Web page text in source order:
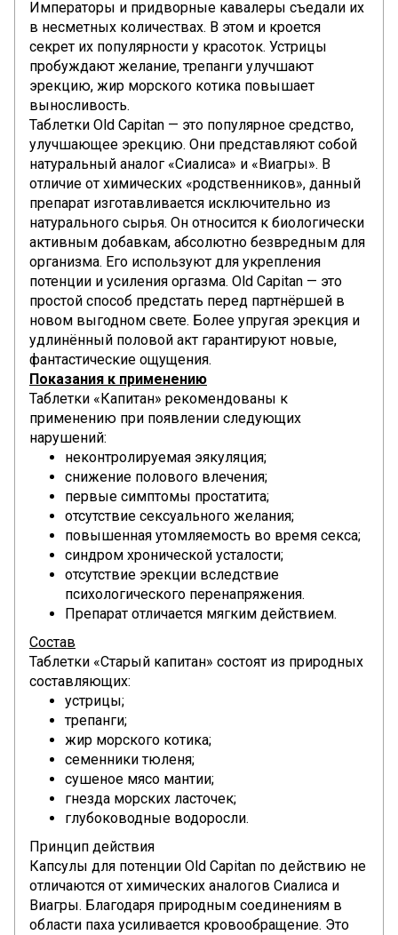
Императоры и придворные кавалеры съедали их
в несметных количествах. В этом и кроется
секрет их популярности у красоток. Устрицы
пробуждают желание, трепанги улучшают
эрекцию, жир морского котика повышает
выносливость.
Таблетки Old Capitan — это популярное средство,
улучшающее эрекцию. Они представляют собой
натуральный аналог «Сиалиса» и «Виагры». В
отличие от химических «родственников», данный
препарат изготавливается исключительно из
натурального сырья. Он относится к биологически
активным добавкам, абсолютно безвредным для
организма. Его используют для укрепления
потенции и усиления оргазма. Old Capitan — это
простой способ предстать перед партнёршей в
новом выгодном свете. Более упругая эрекция и
удлинённый половой акт гарантируют новые,
фантастические ощущения.
Показания к применению
Таблетки «Капитан» рекомендованы к
применению при появлении следующих
нарушений:
неконтролируемая эякуляция;
снижение полового влечения;
первые симптомы простатита;
отсутствие сексуального желания;
повышенная утомляемость во время секса;
синдром хронической усталости;
отсутствие эрекции вследствие
психологического перенапряжения.
Препарат отличается мягким действием.
Состав
Таблетки «Старый капитан» состоят из природных
составляющих:
устрицы;
трепанги;
жир морского котика;
семенники тюленя;
сушеное мясо мантии;
гнезда морских ласточек;
глубоководные водоросли.
Принцип действия
Капсулы для потенции Old Capitan по действию не
отличаются от химических аналогов Сиалиса и
Виагры. Благодаря природным соединениям в
области паха усиливается кровообращение. Это